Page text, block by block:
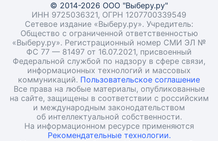
© 2014-2026 ООО "Выберу.ру"
ИНН 9725036321, ОГРН 1207700339549
Сетевое издание «Выберу.ру». Учредитель:
Общество с ограниченной ответственностью
«Выберу.ру». Регистрационный номер СМИ ЭЛ №
ФС 77 — 81497 от 16.07.2021, присвоенный
Федеральной службой по надзору в сфере связи,
информационных технологий и массовых
коммуникаций. Пользовательское соглашение
Все права на любые материалы, опубликованные
на сайте, защищены в соответствии с российским
и международным законодательством
об интеллектуальной собственности.
На информационном ресурсе применяются
Рекомендательные технологии.